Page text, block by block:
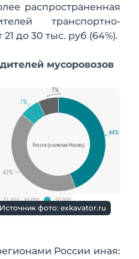
распространенная
транспортно-
до 30 тыс. руб (64%).
мусоровозов
Источник фото: exkavator.ru
России иная: